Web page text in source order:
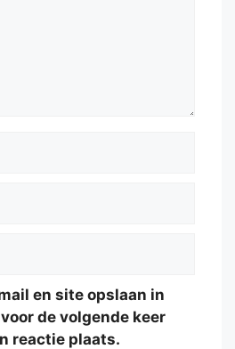
en site opslaan in
de volgende keer
reactie plaats.